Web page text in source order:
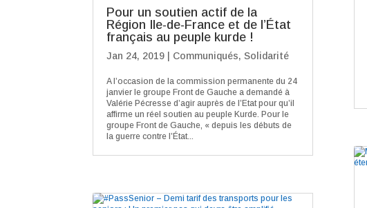
Pour un soutien actif de la
Région Ile-de-France et de l’État
français au peuple kurde !
Jan 24, 2019 Communiqués,Solidarité
A l’occasion de la commission permanente du 24
janvier le groupe Front de Gauche a demandé à
Valérie Pécresse d’agir auprès de l’Etat pour qu’il
affirme un réel soutien au peuple Kurde. Pour le
groupe Front de Gauche, « depuis les débuts de
la guerre contre l’État...